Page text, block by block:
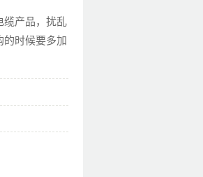
缆产品，扰乱
时候要多加